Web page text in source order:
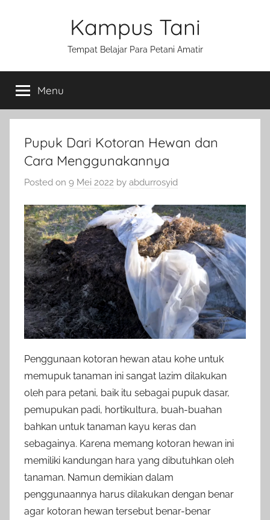
Kampus Tani
Tempat Belajar Para Petani Amatir
Menu
Pupuk Dari Kotoran Hewan dan
Cara Menggunakannya
Posted on 9 Mei 2022 by abdurrosyid
Penggunaan kotoran hewan atau kohe untuk
memupuk tanaman ini sangat lazim dilakukan
oleh para petani, baik itu sebagai pupuk dasar,
pemupukan padi, hortikultura, buah-buahan
bahkan untuk tanaman kayu keras dan
sebagainya. Karena memang kotoran hewan ini
memiliki kandungan hara yang dibutuhkan oleh
tanaman. Namun demikian dalam
penggunaannya harus dilakukan dengan benar
agar kotoran hewan tersebut benar-benar